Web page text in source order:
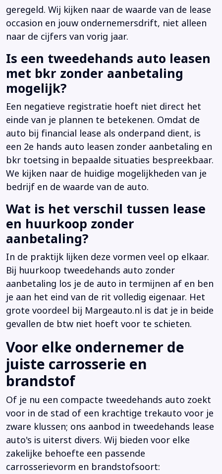
geregeld. Wij kijken naar de waarde van de lease
occasion en jouw ondernemersdrift, niet alleen
naar de cijfers van vorig jaar.
Is een tweedehands auto leasen
met bkr zonder aanbetaling
mogelijk?
Een negatieve registratie hoeft niet direct het
einde van je plannen te betekenen. Omdat de
auto bij financial lease als onderpand dient, is
een 2e hands auto leasen zonder aanbetaling en
bkr toetsing in bepaalde situaties bespreekbaar.
We kijken naar de huidige mogelijkheden van je
bedrijf en de waarde van de auto.
Wat is het verschil tussen lease
en huurkoop zonder
aanbetaling?
In de praktijk lijken deze vormen veel op elkaar.
Bij huurkoop tweedehands auto zonder
aanbetaling los je de auto in termijnen af en ben
je aan het eind van de rit volledig eigenaar. Het
grote voordeel bij Margeauto.nl is dat je in beide
gevallen de btw niet hoeft voor te schieten.
Voor elke ondernemer de
juiste carrosserie en
brandstof
Of je nu een compacte tweedehands auto zoekt
voor in de stad of een krachtige trekauto voor je
zware klussen; ons aanbod in tweedehands lease
auto's is uiterst divers. Wij bieden voor elke
zakelijke behoefte een passende
carrosserievorm en brandstofsoort: